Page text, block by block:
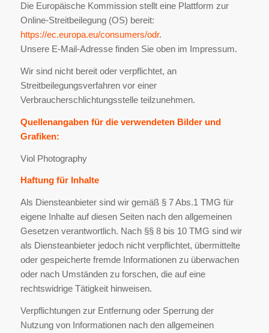
Die Europäische Kommission stellt eine Plattform zur
Online-Streitbeilegung (OS) bereit:
https://ec.europa.eu/consumers/odr.
Unsere E-Mail-Adresse finden Sie oben im Impressum.
Wir sind nicht bereit oder verpflichtet, an
Streitbeilegungsverfahren vor einer
Verbraucherschlichtungsstelle teilzunehmen.
Quellenangaben für die verwendeten Bilder und
Grafiken:
Viol Photography
Haftung für Inhalte
Als Diensteanbieter sind wir gemäß § 7 Abs.1 TMG für
eigene Inhalte auf diesen Seiten nach den allgemeinen
Gesetzen verantwortlich. Nach §§ 8 bis 10 TMG sind wir
als Diensteanbieter jedoch nicht verpflichtet, übermittelte
oder gespeicherte fremde Informationen zu überwachen
oder nach Umständen zu forschen, die auf eine
rechtswidrige Tätigkeit hinweisen.
Verpflichtungen zur Entfernung oder Sperrung der
Nutzung von Informationen nach den allgemeinen